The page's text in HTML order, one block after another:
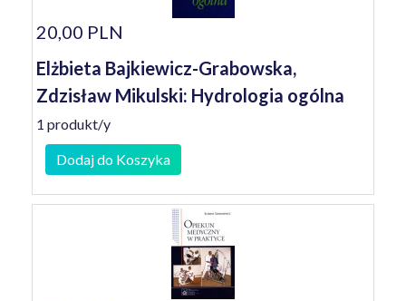
20,00 PLN
Elżbieta Bajkiewicz-Grabowska,
Zdzisław Mikulski: Hydrologia ogólna
1 produkt/y
Dodaj do Koszyka